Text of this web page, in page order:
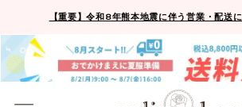
【重要】令和8年熊本地震に伴う営業・配送